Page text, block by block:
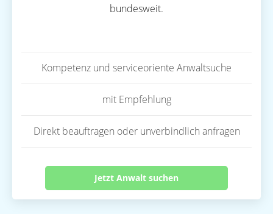
bundesweit.
Kompetenz und serviceoriente Anwaltsuche
mit Empfehlung
Direkt beauftragen oder unverbindlich anfragen
Jetzt Anwalt suchen